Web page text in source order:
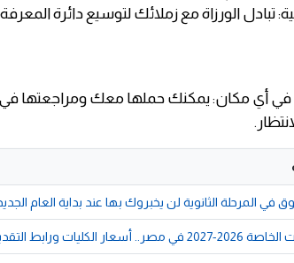
تبادل الورزاة مع زملائك لتوسيع دائرة
في أي مكان: يمكنك حملها معك ومراجعتها في
في المرحلة الثانوية لن يخبروك بها عند بداية العام
ورابط التقديم الرسمي